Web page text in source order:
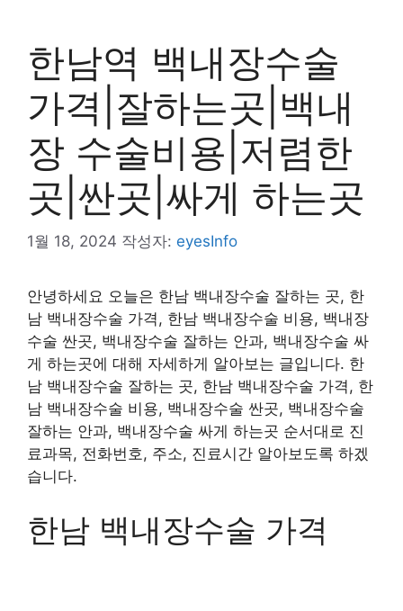
한남역 백내장수술
가격|잘하는곳|백내
장 수술비용|저렴한
곳|싼곳|싸게 하는곳
1월 18, 2024 작성자: eyesInfo
안녕하세요 오늘은 한남 백내장수술 잘하는 곳, 한
남 백내장수술 가격, 한남 백내장수술 비용, 백내장
수술 싼곳, 백내장수술 잘하는 안과, 백내장수술 싸
게 하는곳에 대해 자세하게 알아보는 글입니다. 한
남 백내장수술 잘하는 곳, 한남 백내장수술 가격, 한
남 백내장수술 비용, 백내장수술 싼곳, 백내장수술
잘하는 안과, 백내장수술 싸게 하는곳 순서대로 진
료과목, 전화번호, 주소, 진료시간 알아보도록 하겠
습니다.
한남 백내장수술 가격